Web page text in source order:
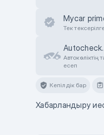
Mycar
Тек
есеп
Кепілдік бар
Хабарландыру